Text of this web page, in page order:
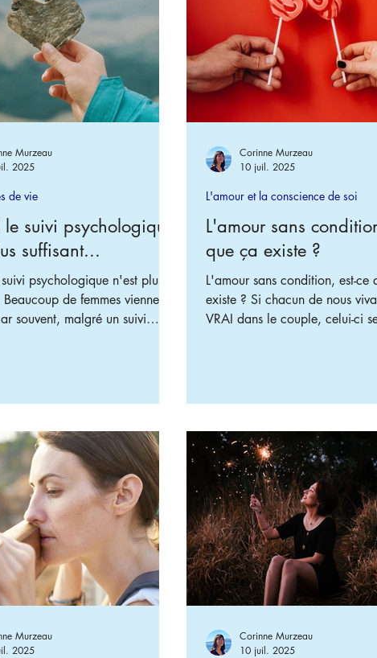
de l’autre », « Penser à lu
suivi psychologique
suffisant...
psychologique n'est plus
souvent, malgré un suivi
psychologique a forcément
mais il n’est pas suf
de vie
Murzeau
2025
L'amour sans
que ça existe ?
L'amour sans condition, est-ce
existe ? Si chacun de nous vivait un amour
VRAI dans le couple, celui-ci
attendons trop de la relation et
L'amour et la conscience de soi
Corinne Murzeau
10 juil. 2025
Murzeau
2025
Corinne Murzeau
10 juil. 2025